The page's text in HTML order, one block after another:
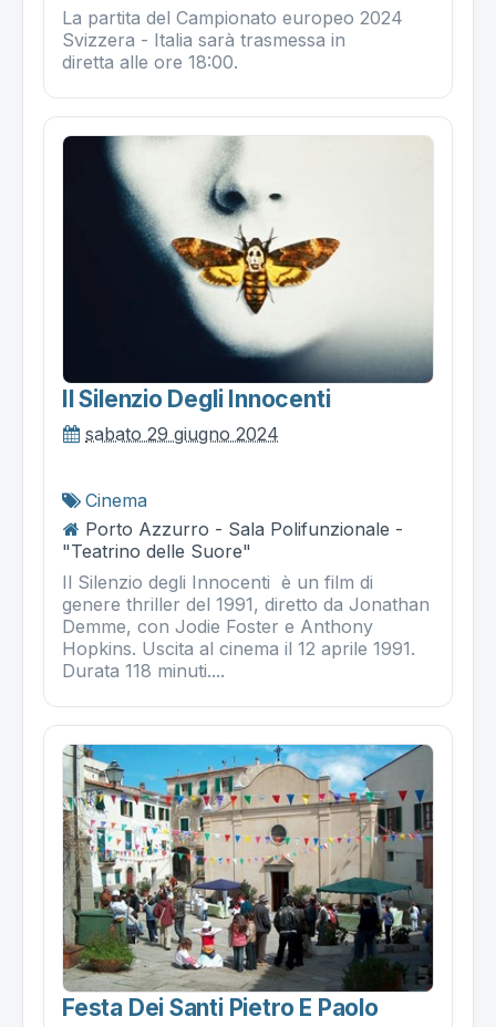
La partita del Campionato europeo 2024
Svizzera - Italia sarà trasmessa in
diretta alle ore 18:00.
Il Silenzio Degli Innocenti
sabato 29 giugno 2024
Cinema
Porto Azzurro - Sala Polifunzionale -
"Teatrino delle Suore"
Il Silenzio degli Innocenti è un film di
genere thriller del 1991, diretto da Jonathan
Demme, con Jodie Foster e Anthony
Hopkins. Uscita al cinema il 12 aprile 1991.
Durata 118 minuti....
Festa Dei Santi Pietro E Paolo